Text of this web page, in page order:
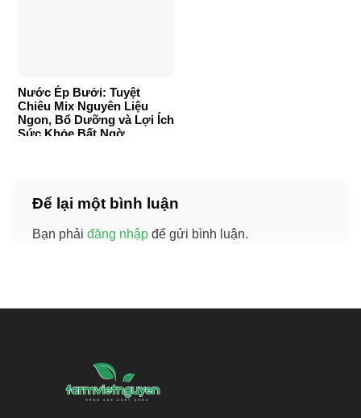
Nước Ép Bưởi: Tuyệt
Chiêu Mix Nguyên Liệu
Ngon, Bổ Dưỡng và Lợi Ích
Sức Khỏe Bất Ngờ
Để lại một bình luận
Bạn phải đăng nhập để gửi bình luận.